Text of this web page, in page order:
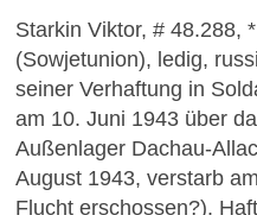
Starkin Viktor, # 48.288,
(Sowjetunion), ledig,
seiner Verhaftung in
am 10. Juni 1943 über
Außenlager Dachau-
August 1943, verstarb
Flucht erschossen?).